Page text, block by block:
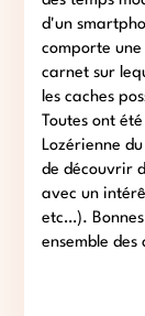
d'un
comporte
carnet sur
les caches
Toutes ont
Lozérienne
de découvrir
avec un
etc…).
ensemble